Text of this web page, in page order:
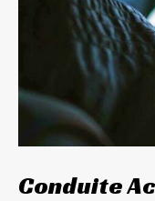
Conduite